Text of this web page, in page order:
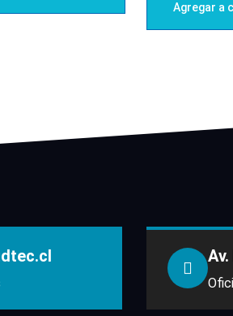
Agregar a